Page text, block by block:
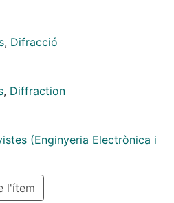
refractive index
are capable of resolving
, Difracció
, Diffraction
(Enginyeria Electrònica i
l'ítem